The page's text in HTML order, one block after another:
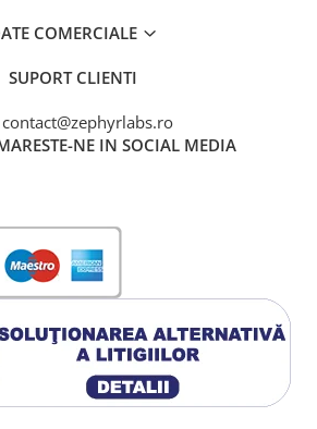
COMERCIALE
SUPORT CLIENTI
contact@zephyrlabs.ro
NE IN SOCIAL MEDIA